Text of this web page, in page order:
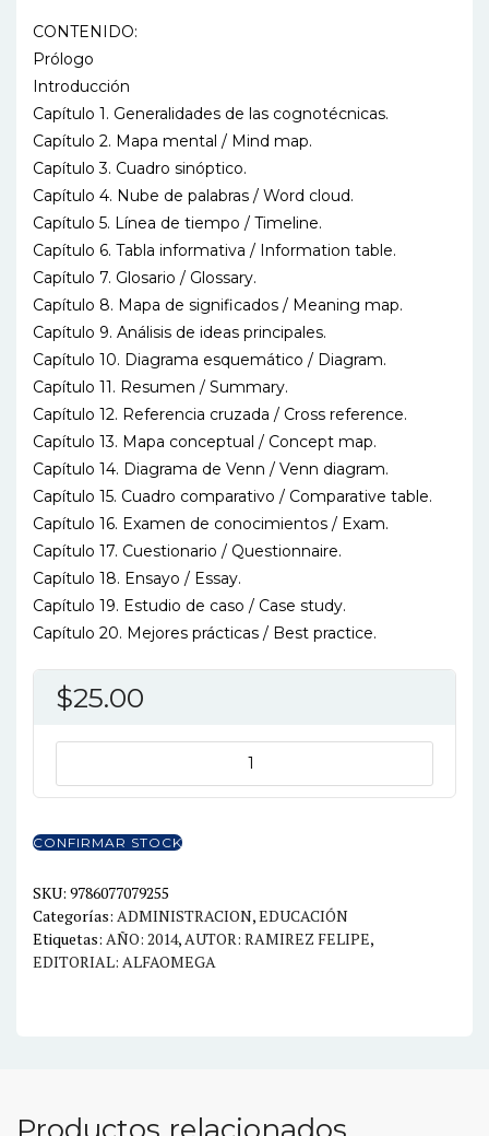
CONTENIDO:
Prólogo
Introducción
Capítulo 1. Generalidades de las cognotécnicas.
Capítulo 2. Mapa mental / Mind map.
Capítulo 3. Cuadro sinóptico.
Capítulo 4. Nube de palabras / Word cloud.
Capítulo 5. Línea de tiempo / Timeline.
Capítulo 6. Tabla informativa / Information table.
Capítulo 7. Glosario / Glossary.
Capítulo 8. Mapa de significados / Meaning map.
Capítulo 9. Análisis de ideas principales.
Capítulo 10. Diagrama esquemático / Diagram.
Capítulo 11. Resumen / Summary.
Capítulo 12. Referencia cruzada / Cross reference.
Capítulo 13. Mapa conceptual / Concept map.
Capítulo 14. Diagrama de Venn / Venn diagram.
Capítulo 15. Cuadro comparativo / Comparative table.
Capítulo 16. Examen de conocimientos / Exam.
Capítulo 17. Cuestionario / Questionnaire.
Capítulo 18. Ensayo / Essay.
Capítulo 19. Estudio de caso / Case study.
Capítulo 20. Mejores prácticas / Best practice.
$25.00
PENSAR
Y
MEJOR
cantidad
CONFIRMAR STOCK
SKU: 9786077079255
Categorías: ADMINISTRACION,EDUCACIÓN
Etiquetas: AÑO: 2014, AUTOR: RAMIREZ FELIPE,
EDITORIAL: ALFAOMEGA
Productos relacionados